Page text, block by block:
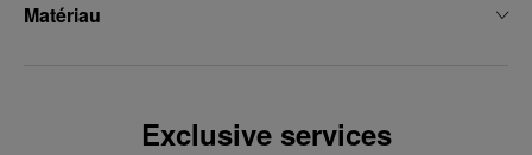
Matériau
Exclusive services